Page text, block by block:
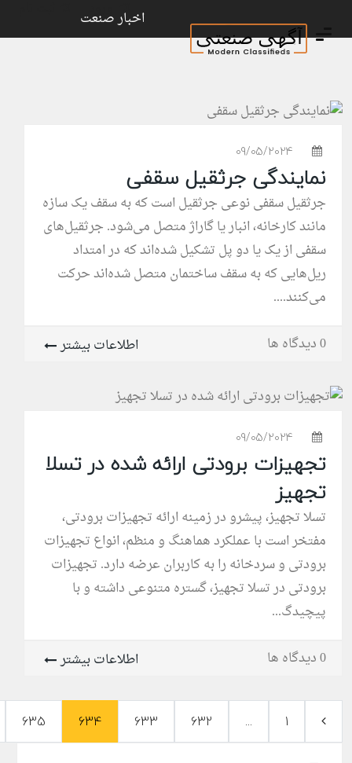
اخبار صنعت
09/05/2024
نمایندگی جرثقیل سقفی
جرثقیل سقفی نوعی جرثقیل است که به سقف یک سازه
مانند کارخانه، انبار یا گاراژ متصل می‌شود. جرثقیل‌های
سقفی از یک یا دو پل تشکیل شده‌اند که در امتداد
ریل‌هایی که به سقف ساختمان متصل شده‌اند حرکت
می‌کنند....
0 دیدگاه ها
اطلاعات بیشتر
09/05/2024
تجهیزات برودتی ارائه شده در تسلا
تجهیز
تسلا تجهیز، پیشرو در زمینه ارائه تجهیزات برودتی،
مفتخر است با عملکرد هماهنگ و منظم، انواع تجهیزات
برودتی و سردخانه را به کاربران عرضه دارد. تجهیزات
برودتی در تسلا تجهیز، گستره متنوعی داشته و با
پیچیدگ...
0 دیدگاه ها
اطلاعات بیشتر
1
...
632
633
634
635